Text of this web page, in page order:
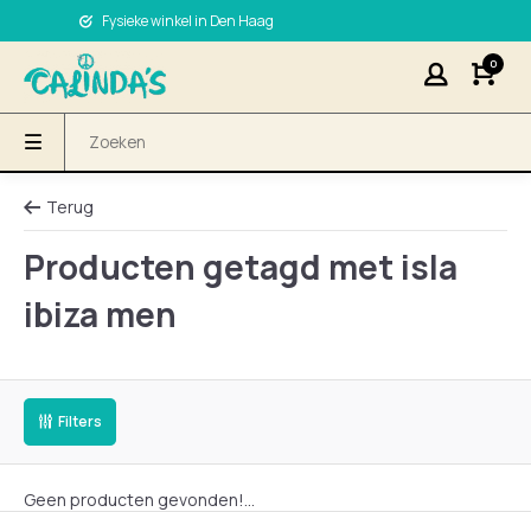
Fysieke winkel in Den Haag
0
Terug
Producten getagd met isla
ibiza men
Filters
Geen producten gevonden!...